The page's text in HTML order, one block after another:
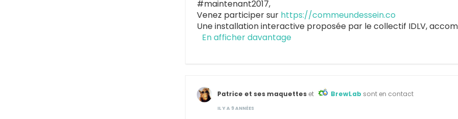
#maintenant2017,
Venez participer sur https://commeundessein.co
Une installation interactive proposée par le collectif IDLV,
En afficher davantage
Patrice et ses maquettes et BrewLab sont en contact
IL Y A 9 ANNÉES